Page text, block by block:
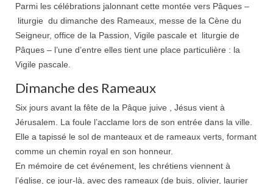
Parmi les célébrations jalonnant cette montée vers Pâques –
liturgie du dimanche des Rameaux, messe de la Cène du
Seigneur, office de la Passion, Vigile pascale et liturgie de
Pâques – l’une d’entre elles tient une place particulière : la
Vigile pascale.
Dimanche des Rameaux
Six jours avant la fête de la Pâque juive , Jésus vient à
Jérusalem. La foule l’acclame lors de son entrée dans la ville.
Elle a tapissé le sol de manteaux et de rameaux verts, formant
comme un chemin royal en son honneur.
En mémoire de cet événement, les chrétiens viennent à
l’église, ce jour-là, avec des rameaux (de buis, olivier, laurier